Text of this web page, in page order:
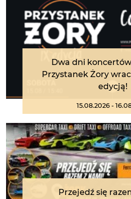
Dwa dni
Przystanek Żory
edycją!
15.08.2026 -
Przejedź się